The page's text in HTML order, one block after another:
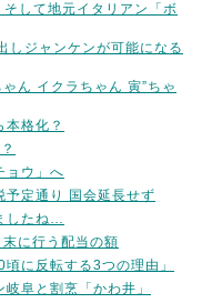
して地元イタリアン「ボ
しジャンケンが可能になる
ん イクラちゃん 寅”ちゃ
本格化？
ョウ」へ
定通り 国会延長せず
したね…
に行う配当の額
に反転する3つの理由」
阜と割烹「かわ井」